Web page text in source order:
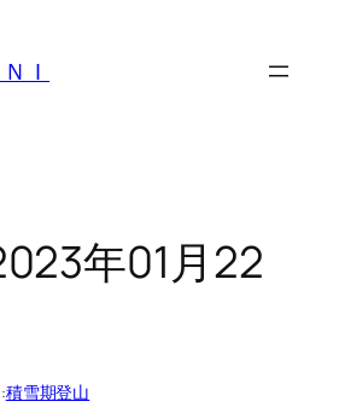
Ｉ
年01月22
積雪期登山